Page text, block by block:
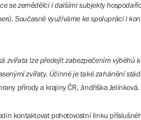
se zemědělci i dalšími subjekty
Současně využíváme ke spolupráci i
zvířata lze předejít zabezpečením
zvířaty. Účinné je také zahánění
přírody a krajiny ČR, Jindřiška Jelínková.
kontaktovat pohotovostní linku